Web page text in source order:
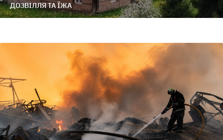
ДОЗВІЛЛЯ ТА ЇЖА